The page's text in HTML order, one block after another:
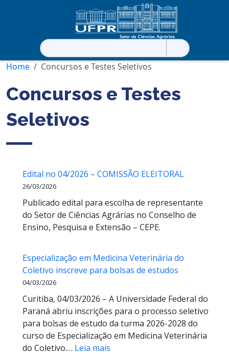
Pesquisar
por:
Home
Concursos e Testes Seletivos
Concursos e Testes
Seletivos
Edital no 04/2026 – COMISSÃO ELEITORAL
26/03/2026
Publicado edital para escolha de representante
do Setor de Ciências Agrárias no Conselho de
Ensino, Pesquisa e Extensão – CEPE.
Especialização em Medicina Veterinária do
Coletivo inscreve para bolsas de estudos
04/03/2026
Curitiba, 04/03/2026 – A Universidade Federal do
Paraná abriu inscrições para o processo seletivo
para bolsas de estudo da turma 2026-2028 do
curso de Especialização em Medicina Veterinária
do Coletivo.… Leia mais